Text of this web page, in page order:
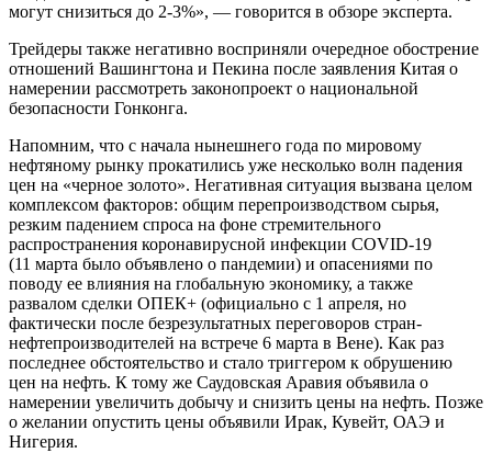
могут снизиться до 2-3%», — говорится в обзоре эксперта.
Трейдеры также негативно восприняли очередное обострение
отношений Вашингтона и Пекина после заявления Китая о
намерении рассмотреть законопроект о национальной
безопасности Гонконга.
Напомним, что с начала нынешнего года по мировому
нефтяному рынку прокатились уже несколько волн падения
цен на «черное золото». Негативная ситуация вызвана целом
комплексом факторов: общим перепроизводством сырья,
резким падением спроса на фоне стремительного
распространения коронавирусной инфекции COVID-19
(11 марта было объявлено о пандемии) и опасениями по
поводу ее влияния на глобальную экономику, а также
развалом сделки ОПЕК+ (официально с 1 апреля, но
фактически после безрезультатных переговоров стран-
нефтепроизводителей на встрече 6 марта в Вене). Как раз
последнее обстоятельство и стало триггером к обрушению
цен на нефть. К тому же Саудовская Аравия объявила о
намерении увеличить добычу и снизить цены на нефть. Позже
о желании опустить цены объявили Ирак, Кувейт, ОАЭ и
Нигерия.